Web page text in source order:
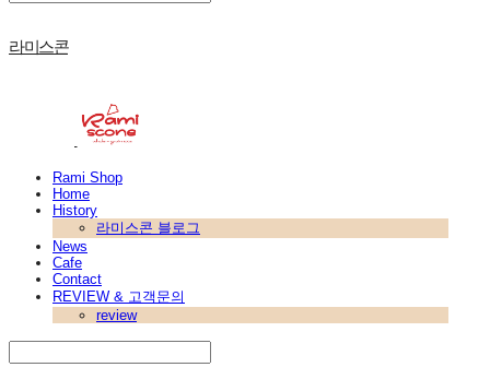
라미스콘
Rami Shop
Home
History
라미스콘 블로그
News
Cafe
Contact
REVIEW & 고객문의
review